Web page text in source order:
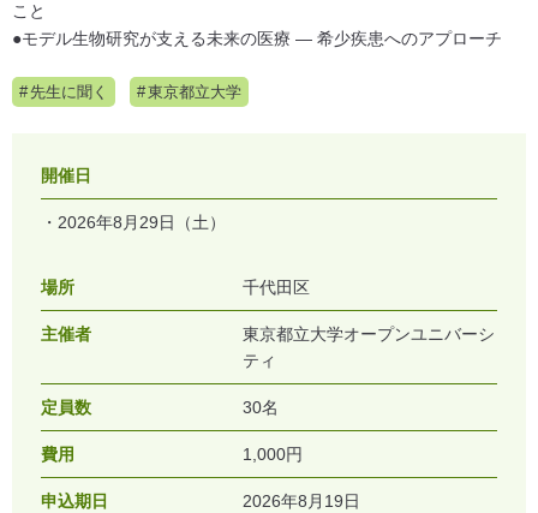
こと
●モデル生物研究が支える未来の医療 ― 希少疾患へのアプローチ
先生に聞く 東京都立大学
開催日
2026年8月29日（土）
場所 千代田区
主催者
東京都立大学オープンユニバーシ
ティ
定員数 30名
費用 1,000円
申込期日 2026年8月19日